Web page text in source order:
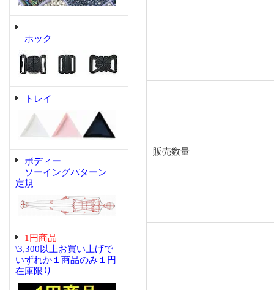
ホック
トレイ
ボディー
ソーイングパターン
定規
1円商品
\3,300以上お買い上げで
いずれか１商品のみ１円
在庫限り
販売数量